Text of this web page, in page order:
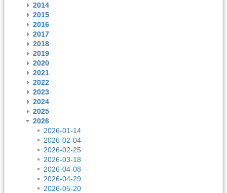
2014
2015
2016
2017
2018
2019
2020
2021
2022
2023
2024
2025
2026
2026-01-14
2026-02-04
2026-02-25
2026-03-18
2026-04-08
2026-04-29
2026-05-20